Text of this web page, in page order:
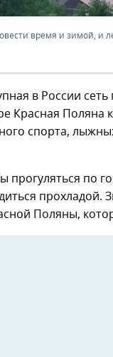
время и зимой, и
в России
Красная Поляна
спорта,
прогуляться по
прохладой.
Поляны,